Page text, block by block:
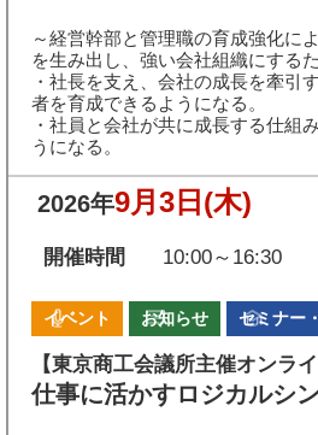
～経営幹部と管理職の育成強化に
を生み出し、強い会社組織にする
・社長を支え、会社の成長を牽引
者を育成できるようになる。
・社員と会社が共に成長する仕組
うになる。
2026年9月3日 (木)
開催時間 10:00～16:30
イベント お知らせ セミナー
【東京商工会議所主催オンライ
仕事に活かすロジカルシ